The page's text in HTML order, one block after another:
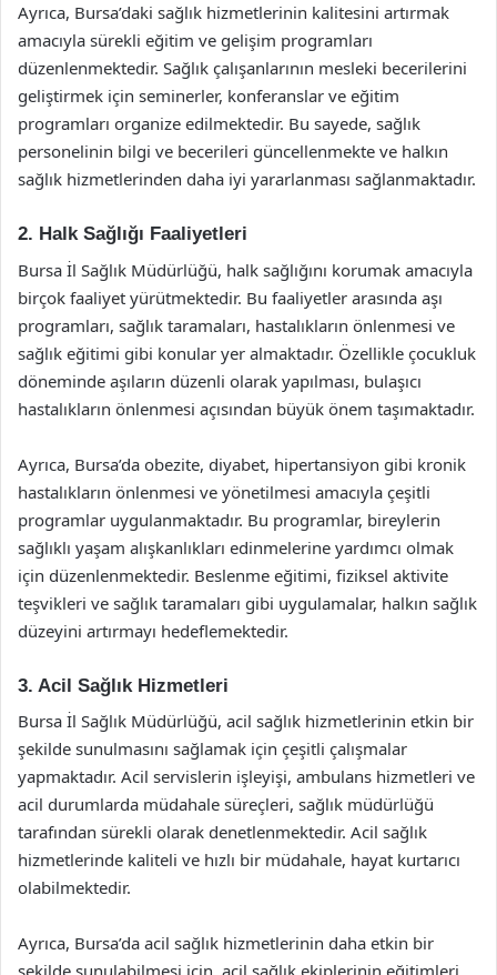
Ayrıca, Bursa’daki sağlık hizmetlerinin kalitesini artırmak
amacıyla sürekli eğitim ve gelişim programları
düzenlenmektedir. Sağlık çalışanlarının mesleki becerilerini
geliştirmek için seminerler, konferanslar ve eğitim
programları organize edilmektedir. Bu sayede, sağlık
personelinin bilgi ve becerileri güncellenmekte ve halkın
sağlık hizmetlerinden daha iyi yararlanması sağlanmaktadır.
2. Halk Sağlığı Faaliyetleri
Bursa İl Sağlık Müdürlüğü, halk sağlığını korumak amacıyla
birçok faaliyet yürütmektedir. Bu faaliyetler arasında aşı
programları, sağlık taramaları, hastalıkların önlenmesi ve
sağlık eğitimi gibi konular yer almaktadır. Özellikle çocukluk
döneminde aşıların düzenli olarak yapılması, bulaşıcı
hastalıkların önlenmesi açısından büyük önem taşımaktadır.
Ayrıca, Bursa’da obezite, diyabet, hipertansiyon gibi kronik
hastalıkların önlenmesi ve yönetilmesi amacıyla çeşitli
programlar uygulanmaktadır. Bu programlar, bireylerin
sağlıklı yaşam alışkanlıkları edinmelerine yardımcı olmak
için düzenlenmektedir. Beslenme eğitimi, fiziksel aktivite
teşvikleri ve sağlık taramaları gibi uygulamalar, halkın sağlık
düzeyini artırmayı hedeflemektedir.
3. Acil Sağlık Hizmetleri
Bursa İl Sağlık Müdürlüğü, acil sağlık hizmetlerinin etkin bir
şekilde sunulmasını sağlamak için çeşitli çalışmalar
yapmaktadır. Acil servislerin işleyişi, ambulans hizmetleri ve
acil durumlarda müdahale süreçleri, sağlık müdürlüğü
tarafından sürekli olarak denetlenmektedir. Acil sağlık
hizmetlerinde kaliteli ve hızlı bir müdahale, hayat kurtarıcı
olabilmektedir.
Ayrıca, Bursa’da acil sağlık hizmetlerinin daha etkin bir
şekilde sunulabilmesi için, acil sağlık ekiplerinin eğitimleri